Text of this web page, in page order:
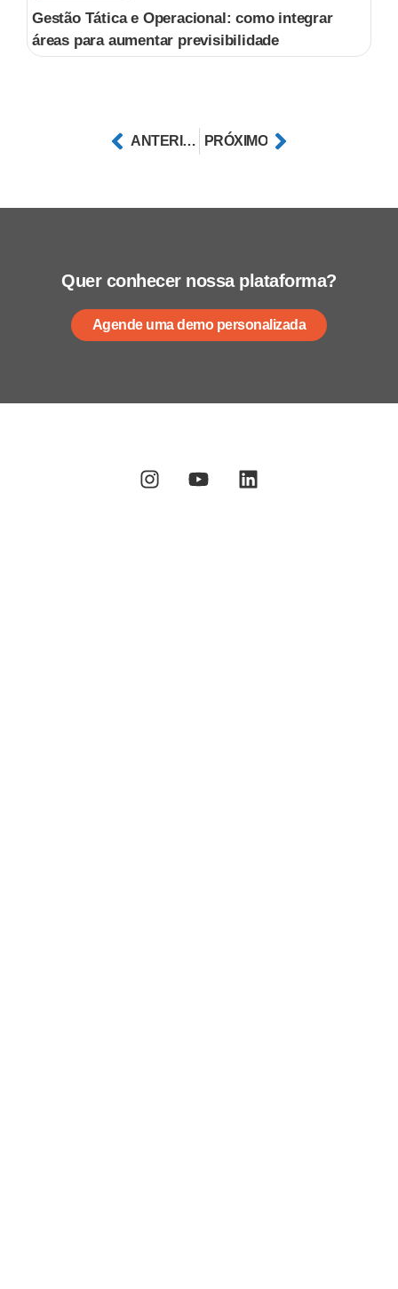
Gestão Tática e Operacional: como integrar
áreas para aumentar previsibilidade
ANTERIOR PRÓXIMO
Quer conhecer nossa plataforma?
Agende uma demo personalizada